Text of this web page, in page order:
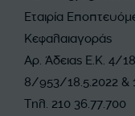
Εταιρία
Κεφαλαιαγοράς
Αρ. Άδειας Ε.Κ. 4/
8/953/18.5.2022 &
Τηλ. 210 36.77.700